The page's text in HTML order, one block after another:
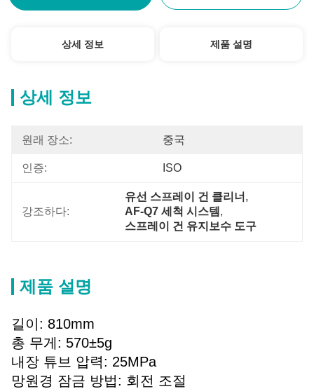
상세 정보 제품 설명
상세 정보
원래 장소: 중국
인증: ISO
강조하다:
유선 스프레이 건 클리너 ,
AF-Q7 세척 시스템 ,
스프레이 건 유지보수 도구
제품 설명
길이: 810mm
총 무게: 570±5g
내장 튜브 압력: 25MPa
망원경 잠금 방법: 회전 조절